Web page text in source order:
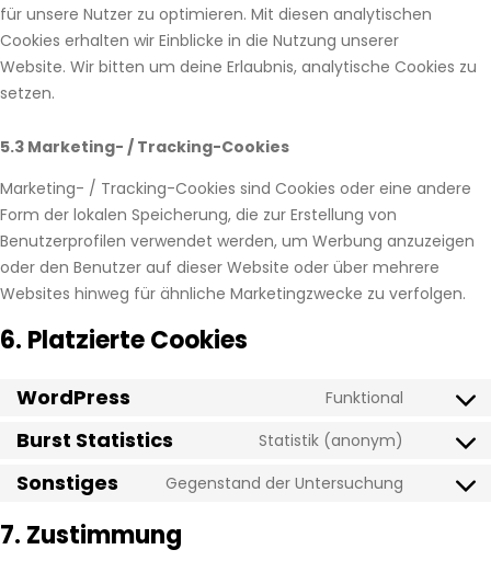
für unsere Nutzer zu optimieren. Mit diesen analytischen
Cookies erhalten wir Einblicke in die Nutzung unserer
Website. Wir bitten um deine Erlaubnis, analytische Cookies zu
setzen.
5.3 Marketing- / Tracking-Cookies
Marketing- / Tracking-Cookies sind Cookies oder eine andere
Form der lokalen Speicherung, die zur Erstellung von
Benutzerprofilen verwendet werden, um Werbung anzuzeigen
oder den Benutzer auf dieser Website oder über mehrere
Websites hinweg für ähnliche Marketingzwecke zu verfolgen.
6. Platzierte Cookies
WordPress Funktional
Consent
Burst Statistics Statistik (anonym)
Consent
Sonstiges Gegenstand der Untersuchung
Consent
7. Zustimmung